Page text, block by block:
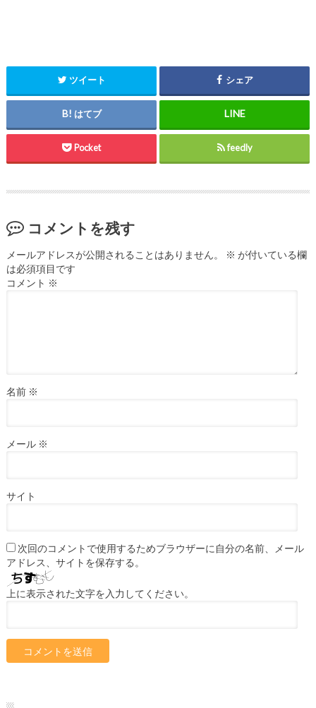
ツイート シェア
はてブ
Pocket feedly
コメントを残す
メールアドレスが公開されることはありません。 ※ が付いている欄
は必須項目です
コメント ※
名前 ※
メール ※
サイト
次回のコメントで使用するためブラウザーに自分の名前、メール
アドレス、サイトを保存する。
上に表示された文字を入力してください。